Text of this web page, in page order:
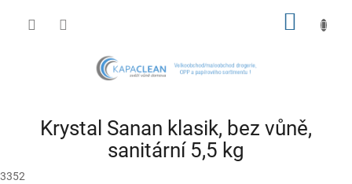
Krystal Sanan klasik, bez vůně,
sanitární 5,5 kg
3352